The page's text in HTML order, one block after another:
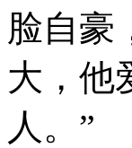
脸自豪
大，他
人。”